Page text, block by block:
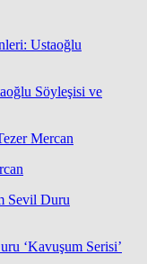
Söyleşisi ve
‘Kavuşum Serisi’